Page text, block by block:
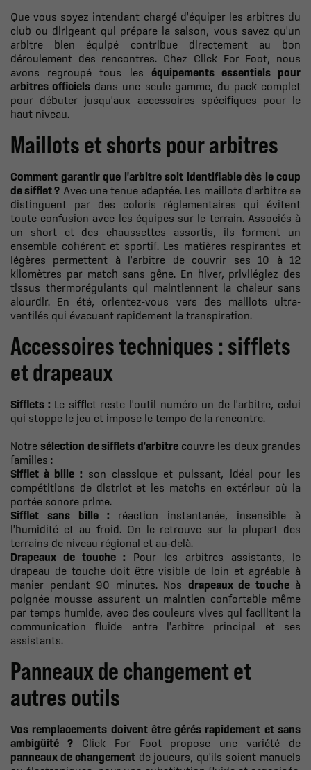
Que vous soyez intendant chargé d'équiper les arbitres du
club ou dirigeant qui prépare la saison, vous savez qu'un
arbitre bien équipé contribue directement au bon
déroulement des rencontres. Chez Click For Foot, nous
avons regroupé tous les équipements essentiels pour
arbitres officiels dans une seule gamme, du pack complet
pour débuter jusqu'aux accessoires spécifiques pour le
haut niveau.
Maillots et shorts pour arbitres
Comment garantir que l'arbitre soit identifiable dès le coup
de sifflet ? Avec une tenue adaptée. Les maillots d'arbitre se
distinguent par des coloris réglementaires qui évitent
toute confusion avec les équipes sur le terrain. Associés à
un short et des chaussettes assortis, ils forment un
ensemble cohérent et sportif. Les matières respirantes et
légères permettent à l'arbitre de couvrir ses 10 à 12
kilomètres par match sans gêne. En hiver, privilégiez des
tissus thermorégulants qui maintiennent la chaleur sans
alourdir. En été, orientez-vous vers des maillots ultra-
ventilés qui évacuent rapidement la transpiration.
Accessoires techniques : sifflets
et drapeaux
Sifflets : Le sifflet reste l'outil numéro un de l'arbitre, celui
qui stoppe le jeu et impose le tempo de la rencontre.
Notresélection de sifflets d'arbitrecouvre les deux grandes
familles :
Sifflet à bille : son classique et puissant, idéal pour les
compétitions de district et les matchs en extérieur où la
portée sonore prime.
Sifflet sans bille : réaction instantanée, insensible à
l'humidité et au froid. On le retrouve sur la plupart des
terrains de niveau régional et au-delà.
Drapeaux de touche : Pour les arbitres assistants, le
drapeau de touche doit être visible de loin et agréable à
manier pendant 90 minutes. Nos drapeaux de toucheà
poignée mousse assurent un maintien confortable même
par temps humide, avec des couleurs vives qui facilitent la
communication fluide entre l'arbitre principal et ses
assistants.
Panneaux de changement et
autres outils
Vos remplacements doivent être gérés rapidement et sans
ambigüité ?Click For Foot propose une variété de
panneaux de changementde joueurs, qu'ils soient manuels